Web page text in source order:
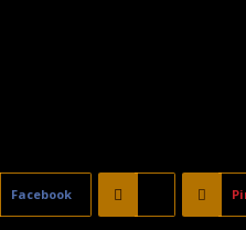
Facebook